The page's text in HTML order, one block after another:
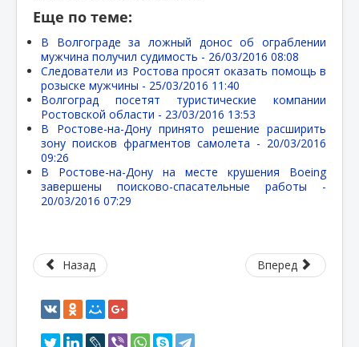
Еще по теме:
В Волгограде за ложный донос об ограблении
мужчина получил судимость - 26/03/2016 08:08
Следователи из Ростова просят оказать помощь в
розыске мужчины - 25/03/2016 11:40
Волгоград посетят туристические компании
Ростовской области - 23/03/2016 13:53
В Ростове-на-Дону принято решение расширить
зону поисков фрагментов самолета - 20/03/2016
09:26
В Ростове-на-Дону на месте крушения Boeing
завершены поисково-спасательные работы -
20/03/2016 07:29
Назад Вперед